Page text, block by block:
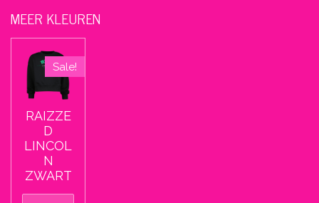
MEER KLEUREN
Sale!
RAIZZE
D
LINCOL
N
ZWART